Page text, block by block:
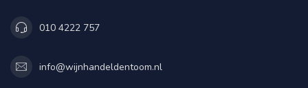
010 4222 757
info@wijnhandeldentoom.nl